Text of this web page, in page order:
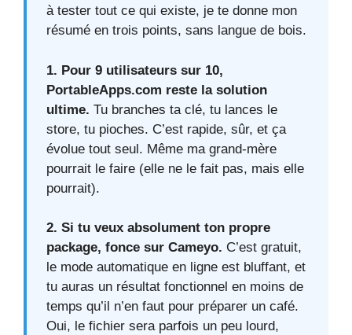
à tester tout ce qui existe, je te donne mon
résumé en trois points, sans langue de bois.
1. Pour 9 utilisateurs sur 10,
PortableApps.com reste la solution
ultime. Tu branches ta clé, tu lances le
store, tu pioches. C’est rapide, sûr, et ça
évolue tout seul. Même ma grand-mère
pourrait le faire (elle ne le fait pas, mais elle
pourrait).
2. Si tu veux absolument ton propre
package, fonce sur Cameyo. C’est gratuit,
le mode automatique en ligne est bluffant, et
tu auras un résultat fonctionnel en moins de
temps qu’il n’en faut pour préparer un café.
Oui, le fichier sera parfois un peu lourd,